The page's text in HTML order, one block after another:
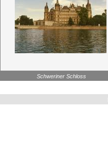
Schweriner Schloss